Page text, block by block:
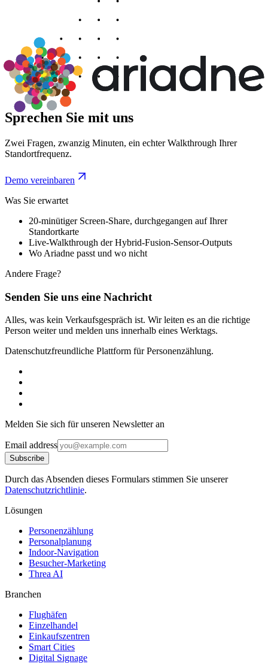
Sprechen Sie mit uns
Zwei Fragen, zwanzig Minuten, ein echter Walkthrough Ihrer
Standortfrequenz.
Demo vereinbaren
Was Sie erwartet
20-minütiger Screen-Share, durchgegangen auf Ihrer
Standortkarte
Live-Walkthrough der Hybrid-Fusion-Sensor-Outputs
Wo Ariadne passt und wo nicht
Andere Frage?
Senden Sie uns eine Nachricht
Alles, was kein Verkaufsgespräch ist. Wir leiten es an die richtige
Person weiter und melden uns innerhalb eines Werktags.
Datenschutzfreundliche Plattform für Personenzählung.
Melden Sie sich für unseren Newsletter an
Email address
Subscribe
Durch das Absenden dieses Formulars stimmen Sie unserer
Datenschutzrichtlinie.
Lösungen
Personenzählung
Personalplanung
Indoor-Navigation
Besucher-Marketing
Threa AI
Branchen
Flughäfen
Einzelhandel
Einkaufszentren
Smart Cities
Digital Signage